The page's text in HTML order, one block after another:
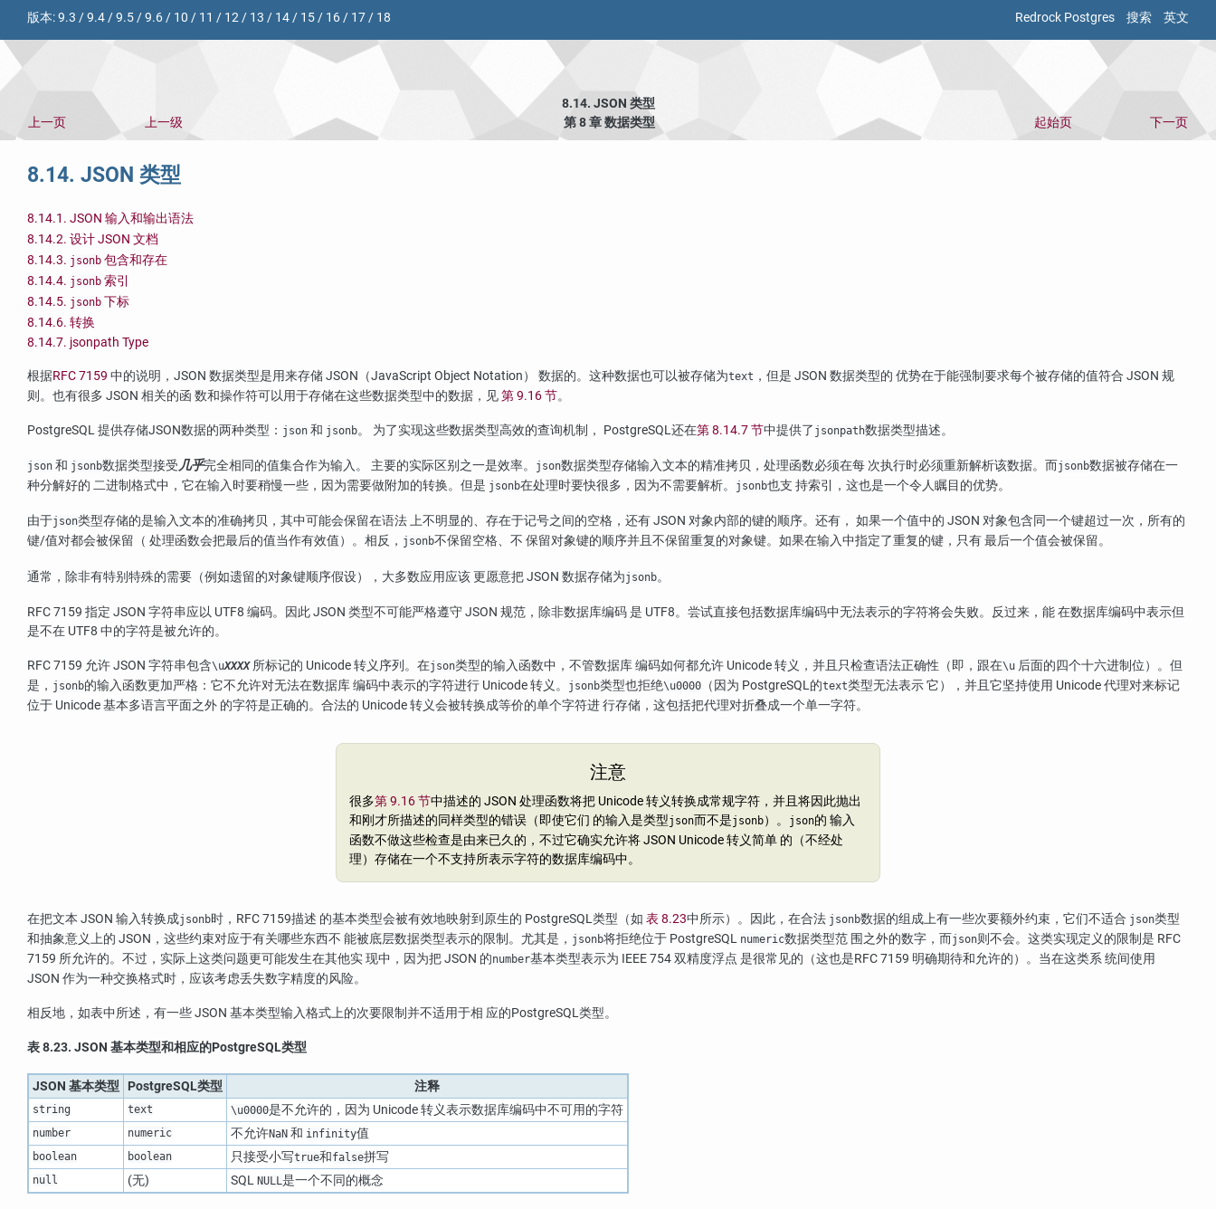
Redrock Postgres 搜索 英文
版本:9.3 /9.4/9.5/9.6/ 10 / 11 / 12/ 13 / 14/ 15/ 16/ 17/ 18
8.14. JSON 类型
上一页
上一级 第 8 章 数据类型 起始页 下一页
8.14. JSON 类型
8.14.1. JSON 输入和输出语法
8.14.2. 设计 JSON 文档
8.14.3. jsonb 包含和存在
8.14.4. jsonb 索引
8.14.5. jsonb 下标
8.14.6. 转换
8.14.7. jsonpath Type
根据RFC 7159 中的说明，JSON 数据类型是用来存储 JSON（JavaScript Object Notation） 数据的。这种数据也可以被存储为text ，但是 JSON 数据类型的 优势在于能强制要求每个被存储的值符合 JSON 规
则。也有很多 JSON 相关的函 数和操作符可以用于存储在这些数据类型中的数据，见第 9.16 节。
PostgreSQL提供存储JSON数据的两种类型： json 和 jsonb。 为了实现这些数据类型高效的查询机制， PostgreSQL还在第 8.14.7 节中提供了 jsonpath数据类型描述。
json 和 jsonb数据类型接受几乎完全相同的值集合作为输入。 主要的实际区别之一是效率。 json数据类型存储输入文本的精准拷贝，处理函数必须在每 次执行时必须重新解析该数据。而jsonb数据被存储在一
种分解好的 二进制格式中，它在输入时要稍慢一些，因为需要做附加的转换。但是 jsonb在处理时要快很多，因为不需要解析。 jsonb也支 持索引，这也是一个令人瞩目的优势。
由于json类型存储的是输入文本的准确拷贝，其中可能会保留在语法 上不明显的、存在于记号之间的空格，还有 JSON 对象内部的键的顺序。还有， 如果一个值中的 JSON 对象包含同一个键超过一次，所有的
键/值对都会被保留（ 处理函数会把最后的值当作有效值）。相反， jsonb不保留空格、不 保留对象键的顺序并且不保留重复的对象键。如果在输入中指定了重复的键，只有 最后一个值会被保留。
通常，除非有特别特殊的需要（例如遗留的对象键顺序假设），大多数应用应该 更愿意把 JSON 数据存储为jsonb。
RFC7159 指定 JSON 字符串应以 UTF8 编码。因此 JSON 类型不可能严格遵守 JSON 规范，除非数据库编码 是 UTF8。尝试直接包括数据库编码中无法表示的字符将会失败。反过来，能 在数据库编码中表示但
是不在 UTF8 中的字符是被允许的。
RFC7159 允许 JSON 字符串包含\uXXXX所标记的 Unicode 转义序列。在json类型的输入函数中，不管数据库 编码如何都允许 Unicode 转义，并且只检查语法正确性（即，跟在\u 后面的四个十六进制位）。但
是， jsonb的输入函数更加严格：它不允许对无法在数据库 编码中表示的字符进行 Unicode 转义。 jsonb类型也拒绝\u0000 （因为 PostgreSQL的text类型无法表示 它），并且它坚持使用 Unicode 代理对来标记
位于 Unicode 基本多语言平面之外 的字符是正确的。合法的 Unicode 转义会被转换成等价的单个字符进 行存储，这包括把代理对折叠成一个单一字符。
注意
很多第 9.16 节中描述的 JSON 处理函数将把 Unicode 转义转换成常规字符，并且将因此抛出
和刚才所描述的同样类型的错误（即使它们 的输入是类型json而不是jsonb）。 json的 输入
函数不做这些检查是由来已久的，不过它确实允许将 JSON Unicode 转义简单 的（不经处
理）存储在一个不支持所表示字符的数据库编码中。
在把文本 JSON 输入转换成jsonb时， RFC7159描述 的基本类型会被有效地映射到原生的 PostgreSQL类型（如 表 8.23中所示）。因此，在合法 jsonb数据的组成上有一些次要额外约束，它们不适合 json类型
和抽象意义上的 JSON，这些约束对应于有关哪些东西不 能被底层数据类型表示的限制。尤其是， jsonb将拒绝位于 PostgreSQL numeric数据类型范 围之外的数字，而json则不会。这类实现定义的限制是 RFC
7159 所允许的。不过，实际上这类问题更可能发生在其他实 现中，因为把 JSON 的number基本类型表示为 IEEE 754 双精度浮点 是很常见的（这也是RFC7159 明确期待和允许的）。当在这类系 统间使用
JSON 作为一种交换格式时，应该考虑丢失数字精度的风险。
相反地，如表中所述，有一些 JSON 基本类型输入格式上的次要限制并不适用于相 应的PostgreSQL类型。
表 8.23. JSON 基本类型和相应的PostgreSQL类型
JSON 基本类型 PostgreSQL类型 注释
string text \u0000是不允许的，因为 Unicode 转义表示数据库编码中不可用的字符
number numeric 不允许NaN和 infinity值
boolean boolean 只接受小写true和false拼写
null (无) SQL NULL 是一个不同的概念